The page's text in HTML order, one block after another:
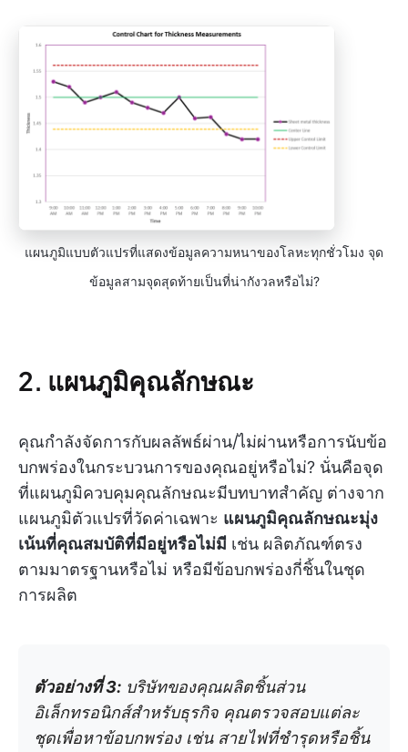
แผนภูมิแบบตัวแปรที่แสดงข้อมูลความหนาของโลหะทุกชั่วโมง จุด
ข้อมูลสามจุดสุดท้ายเป็นที่น่ากังวลหรือไม่?
2. แผนภูมิคุณลักษณะ
คุณกำลังจัดการกับผลลัพธ์ผ่าน/ไม่ผ่านหรือการนับข้อ
บกพร่องในกระบวนการของคุณอยู่หรือไม่? นั่นคือจุด
ที่แผนภูมิควบคุมคุณลักษณะมีบทบาทสำคัญ ต่างจาก
แผนภูมิตัวแปรที่วัดค่าเฉพาะ แผนภูมิคุณลักษณะมุ่ง
เน้นที่คุณสมบัติที่มีอยู่หรือไม่มี เช่น ผลิตภัณฑ์ตรง
ตามมาตรฐานหรือไม่ หรือมีข้อบกพร่องกี่ชิ้นในชุด
การผลิต
ตัวอย่างที่ 3: บริษัทของคุณผลิตชิ้นส่วน
อิเล็กทรอนิกส์สำหรับธุรกิจ คุณตรวจสอบแต่ละ
ชุดเพื่อหาข้อบกพร่อง เช่น สายไฟที่ชำรุดหรือชิ้น